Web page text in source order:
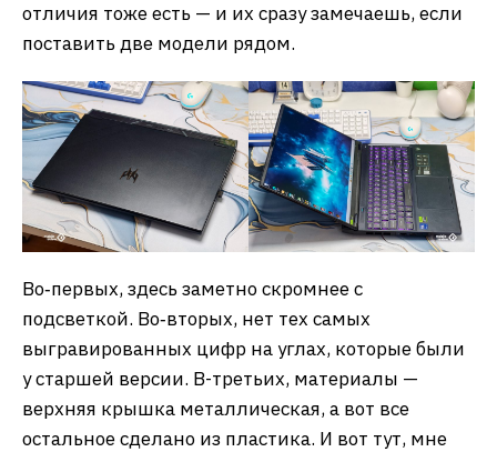
отличия тоже есть — и их сразу замечаешь, если
поставить две модели рядом.
Во‑первых, здесь заметно скромнее с
подсветкой. Во‑вторых, нет тех самых
выгравированных цифр на углах, которые были
у старшей версии. В-третьих, материалы —
верхняя крышка металлическая, а вот все
остальное сделано из пластика. И вот тут, мне